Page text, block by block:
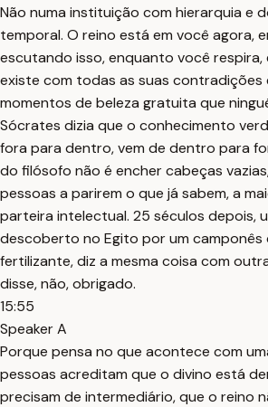
Não numa instituição com hierarquia e
temporal. O reino está em você agora,
escutando isso, enquanto você
existe com todas as suas contradições
momentos de beleza gratuita que
Sócrates dizia que o conhecimento
fora para dentro, vem de dentro para
do filósofo não é encher cabeças
pessoas a parirem o que já sabem, a
parteira intelectual. 25 séculos depois,
descoberto no Egito por um camponês
fertilizante, diz a mesma coisa com
disse, não, obrigado.
15:55
Speaker A
Porque pensa no que acontece com
pessoas acreditam que o divino está
precisam de intermediário, que o reino